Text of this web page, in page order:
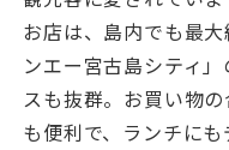
お店は、島内でも最
ンエー宮古島シティ
スも抜群。お買い物
も便利で、ランチに